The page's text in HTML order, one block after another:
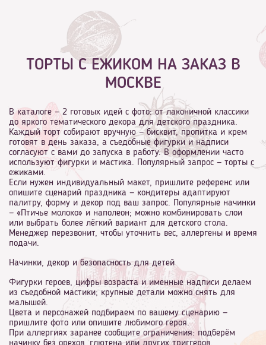
ТОРТЫ С ЕЖИКОМ НА ЗАКАЗ В
МОСКВЕ
В каталоге — 2 готовых идей с фото: от лаконичной классики
до яркого тематического декора для детского праздника.
Каждый торт собирают вручную — бисквит, пропитка и крем
готовят в день заказа, а съедобные фигурки и надписи
согласуют с вами до запуска в работу. В оформлении часто
используют фигурки и мастика. Популярный запрос — торты с
ежиками.
Если нужен индивидуальный макет, пришлите референс или
опишите сценарий праздника — кондитеры адаптируют
палитру, форму и декор под ваш запрос. Популярные начинки
— «Птичье молоко» и наполеон; можно комбинировать слои
или выбрать более лёгкий вариант для детского стола.
Менеджер перезвонит, чтобы уточнить вес, аллергены и время
подачи.
Начинки, декор и безопасность для детей
Фигурки героев, цифры возраста и именные надписи делаем
из съедобной мастики; крупные детали можно снять для
малышей.
Цвета и персонажей подбираем по вашему сценарию —
пришлите фото или опишите любимого героя.
При аллергиях заранее сообщите ограничения: подберём
начинку без орехов, глютена или других триггеров.